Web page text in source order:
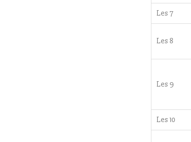
Les 7
Les 8
Les 9
Les 10